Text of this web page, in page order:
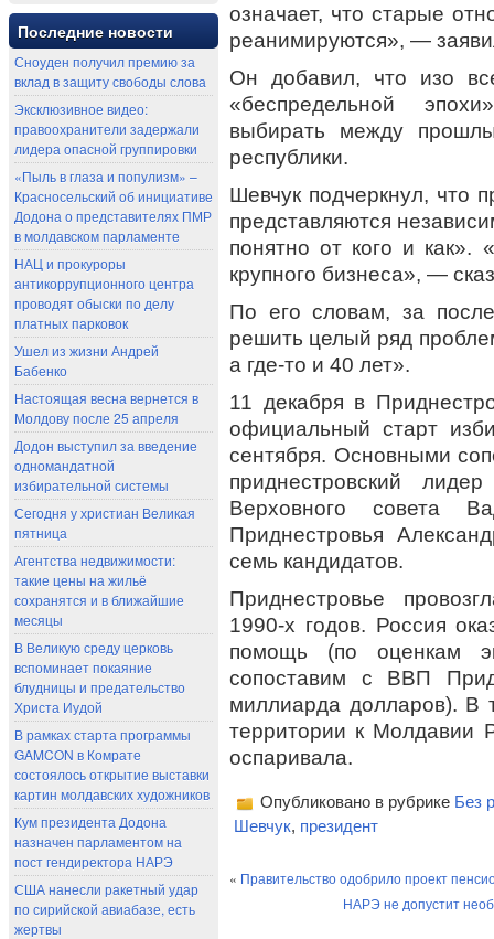
Последние новости
Сноуден получил премию за
вклад в защиту свободы слова
Эксклюзивное видео:
правоохранители задержали
лидера опасной группировки
«Пыль в глаза и популизм» –
Красносельский об инициативе
Додона о представителях ПМР
в молдавском парламенте
НАЦ и прокуроры
антикоррупционного центра
проводят обыски по делу
платных парковок
Ушел из жизни Андрей
Бабенко
Настоящая весна вернется в
Молдову после 25 апреля
Додон выступил за введение
одномандатной
избирательной системы
Сегодня у христиан Великая
пятница
Агентства недвижимости:
такие цены на жильё
сохранятся и в ближайшие
месяцы
В Великую среду церковь
вспоминает покаяние
блудницы и предательство
Христа Иудой
В рамках старта программы
GAMCON в Комрате
состоялось открытие выставки
картин молдавских художников
Кум президента Додона
назначен парламентом на
пост гендиректора НАРЭ
США нанесли ракетный удар
по сирийской авиабазе, есть
жертвы
означает, что старые
реанимируются», —
Он добавил, что изо
«беспредельной
выбирать между
республики.
Шевчук подчеркнул, что
представляются
понятно от кого и
крупного бизнеса», —
По его словам, за
решить целый ряд
а где-то и 40 лет».
11 декабря в
официальный старт
сентября. Основными
приднестровский
Верховного совета
Приднестровья
семь кандидатов.
Приднестровье
1990-х годов. Россия
помощь (по оценкам
сопоставим с ВВП
миллиарда долларов). В
территории к Молдавии
оспаривала.
Опубликовано в рубрике Без
Шевчук, президент
« Правительство одобрило проект
НАРЭ не допустит